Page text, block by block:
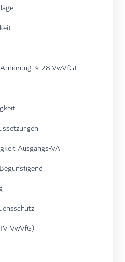
§ 28 VwVfG)
Ausgangs-VA
VwVfG)